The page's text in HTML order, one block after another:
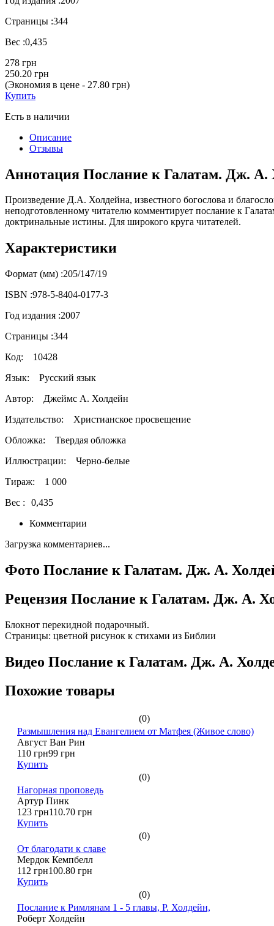
Страницы :344
Вес :0,435
278 грн
250.20 грн
(Экономия в цене - 27.80 грн)
Купить
Есть в наличии
Описание
Отзывы
Аннотация Послание к Галатам. Дж. А.
Произведение Д.А. Холдейна, известного богослова и
неподготовленному читателю комментирует послание к
доктринальные истины. Для широкого круга читателей.
Характеристики
Формат (мм) :205/147/19
ISBN :978-5-8404-0177-3
Год издания :2007
Страницы :344
Код: 10428
Язык: Русский язык
Автор:
Джеймс А. Холдейн
Издательство:
Христианское просвещение
Обложка: Твердая обложка
Иллюстрации: Черно-белые
Тираж: 1 000
Вес :
0,435
Комментарии
Загрузка комментариев...
Фото Послание к Галатам. Дж. А.
Рецензия Послание к Галатам. Дж. А.
Блокнот перекидной подарочный.
Страницы: цветной рисунок к стихами из Библии
Видео Послание к Галатам. Дж. А.
Похожие товары
(0)
Размышления над Евангелием от Матфея (Живое слово)
Август Ван Рин
110 грн99 грн
Купить
(0)
Нагорная проповедь
Артур Пинк
123 грн110.70 грн
Купить
(0)
От благодати к славе
Мердок Кемпбелл
112 грн100.80 грн
Купить
(0)
Послание к Римлянам 1 - 5 главы, Р. Холдейн,
Роберт Холдейн